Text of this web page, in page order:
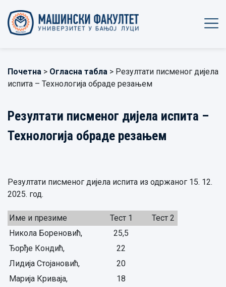
Почетна > Огласна табла > Резултати писменог дијела
испита – Технологија обраде резањем
Резултати писменог дијела испита –
Технологија обраде резањем
Резултати писменог дијела испита из одржаног 15. 12.
2025. год.
Име и презиме Тест 1
Тест 2
Никола Бореновић,
25,5
Ђорђе Кондић,
22
Лидија Стојановић,
20
Марија Криваја,
18